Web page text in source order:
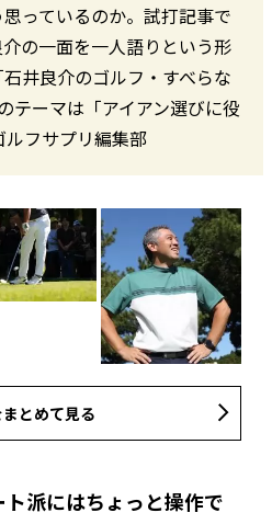
っているのか。試打記事で
の一面を一人語りという形
井良介のゴルフ・すべらな
テーマは「アイアン選びに役
ルフサプリ編集部
とめて見る
派にはちょっと操作で